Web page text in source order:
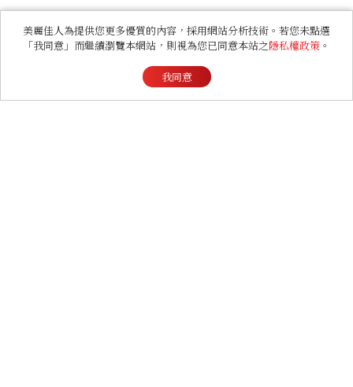
美麗佳人為提供您更多優質的內容，採用網站分析技術。若您未點選
「我同意」而繼續瀏覽本網站，則視為您已同意本站之隱私權政策 。
我同意